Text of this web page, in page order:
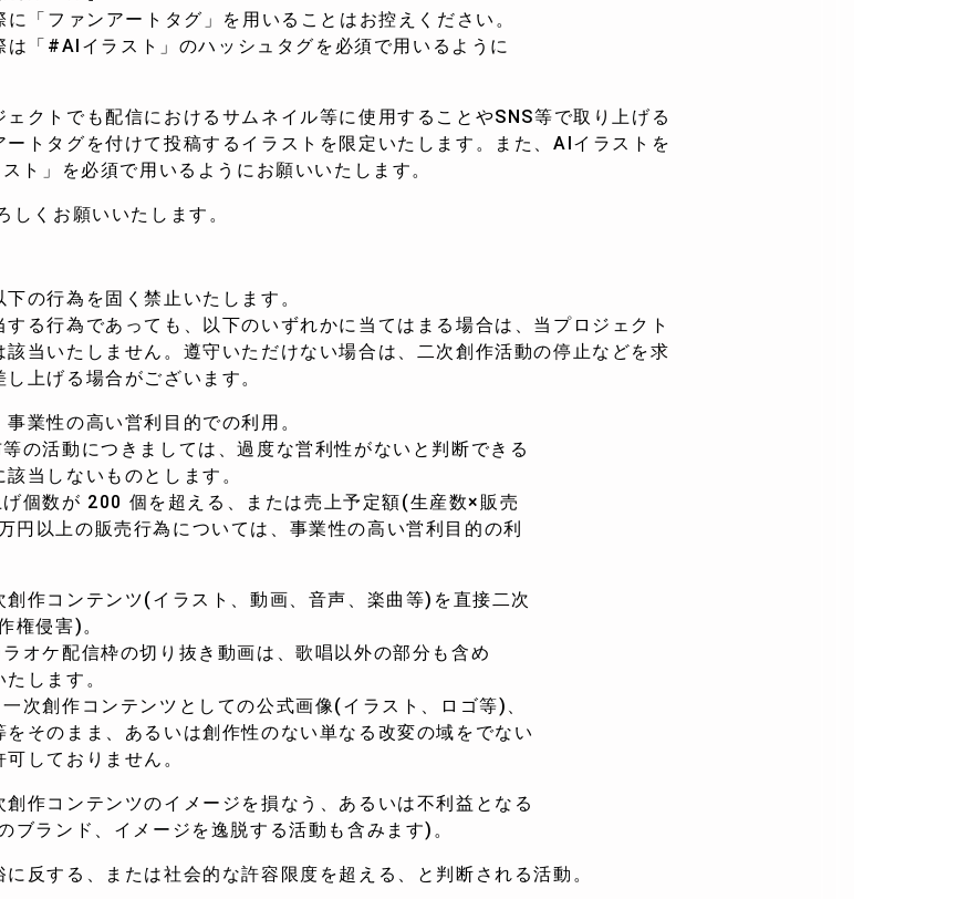
に「ファンアートタグ」を用いることはお控えください。
は「#AIイラスト」のハッシュタグを必須で用いるように
クトでも配信におけるサムネイル等に使用することやSNS等で取り上げる
ートタグを付けて投稿するイラストを限定いたします。また、AIイラストを
ト」を必須で用いるようにお願いいたします。
しくお願いいたします。
の行為を固く禁止いたします。
る行為であっても、以下のいずれかに当てはまる場合は、当プロジェクト
当いたしません。遵守いただけない場合は、二次創作活動の停止などを求
上げる場合がございます。
業性の高い営利目的での利用。
活動につきましては、過度な営利性がないと判断できる
しないものとします。
数が 200 個を超える、または売上予定額(生産数×販売
上の販売行為については、事業性の高い営利目的の利
創作コンテンツ(イラスト、動画、音声、楽曲等)を直接二次
侵害)。
ケ配信枠の切り抜き動画は、歌唱以外の部分も含め
します。
創作コンテンツとしての公式画像(イラスト、ロゴ等)、
のまま、あるいは創作性のない単なる改変の域をでない
ておりません。
創作コンテンツのイメージを損なう、あるいは不利益となる
ランド、イメージを逸脱する活動も含みます)。
反する、または社会的な許容限度を超える、と判断される活動。